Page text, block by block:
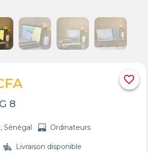
favorite_border
8
Sénégal Ordinateurs
Livraison disponible